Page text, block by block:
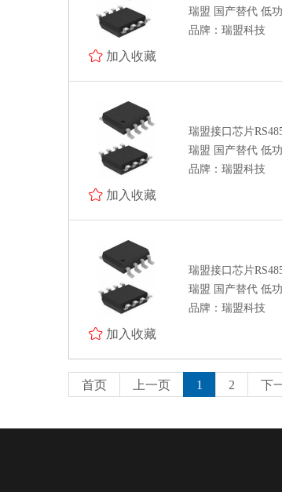
加入收藏
瑞盟 国产替代 低
品牌：瑞盟科技
加入收藏
瑞盟接口芯片
瑞盟 国产替代 低
品牌：瑞盟科技
加入收藏
瑞盟接口芯片
瑞盟 国产替代 低
品牌：瑞盟科技
首页 上一页 1 2 下